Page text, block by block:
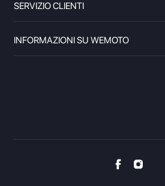
SERVIZIO CLIENTI
INFORMAZIONI SU WEMOTO